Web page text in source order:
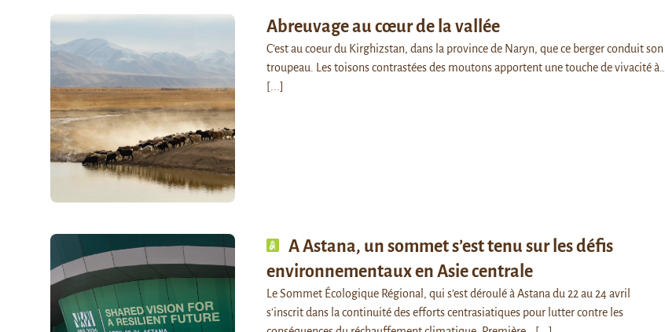
Abreuvage au cœur de la vallée
C’est au coeur du Kirghizstan, dans la province de Naryn, que ce berger conduit son
troupeau. Les toisons contrastées des moutons apportent une touche de vivacité à…
[...]
A Astana, un sommet s’est tenu sur les défis
environnementaux en Asie centrale
Le Sommet Écologique Régional, qui s’est déroulé à Astana du 22 au 24 avril
s’inscrit dans la continuité des efforts centrasiatiques pour lutter contre les